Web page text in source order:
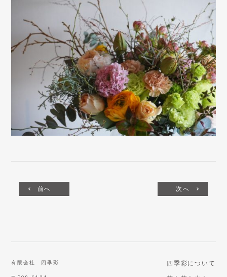
前へ 次へ
有限会社 四季彩
四季彩について